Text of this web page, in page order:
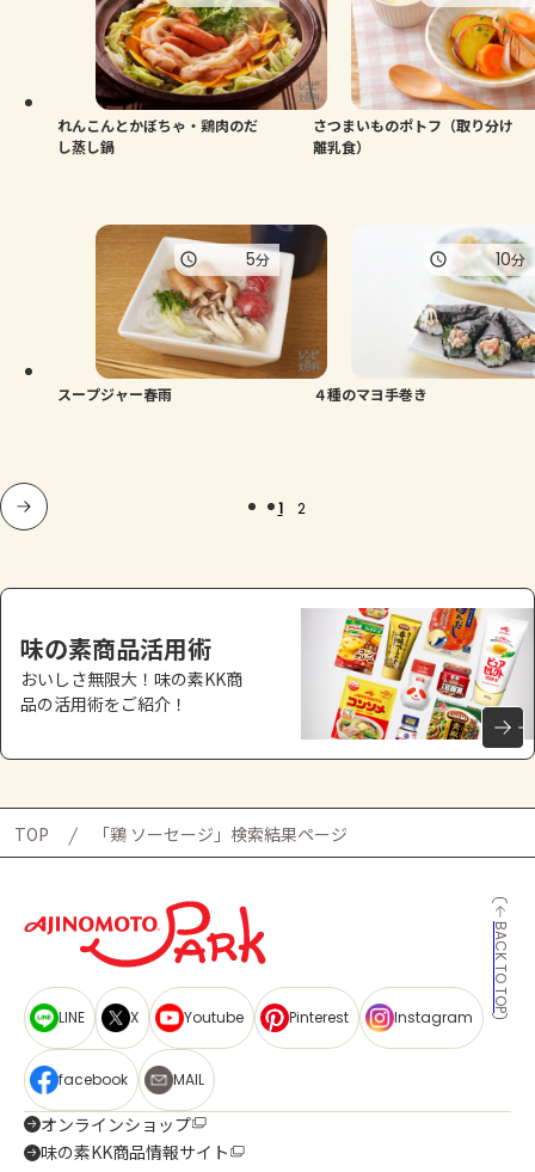
れんこんとかぼちゃ・鶏肉のだ
し蒸し鍋
さつまいものポトフ（取り分け
離乳食）
スープジャー春雨
5分
４種のマヨ手巻き
10分
1 2
味の素商品活用術
おいしさ無限大！味の素KK商
品の活用術をご紹介！
TOP 「鶏 ソーセージ」検索結果ページ
BACK TO TOP
LINE X Youtube Pinterest Instagram
facebook MAIL
オンラインショップ
味の素KK商品情報サイト